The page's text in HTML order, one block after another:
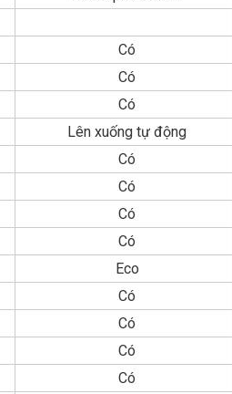
Có
Có
Có
Lên xuống tự động
Có
Có
Có
Có
Eco
Có
Có
Có
Có